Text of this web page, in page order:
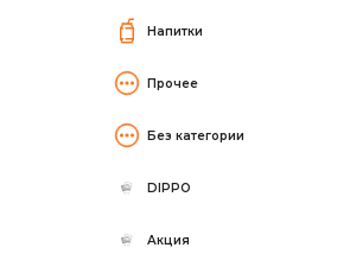
Напитки
Прочее
Без категории
DIPPO
Акция